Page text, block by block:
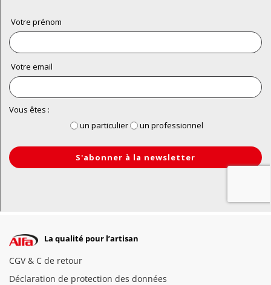
La qualité pour l’artisan
CGV & C de retour
Déclaration de protection des données